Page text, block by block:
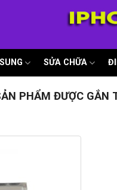
SỬA CHỮA
PHẨM ĐƯỢC GẮN